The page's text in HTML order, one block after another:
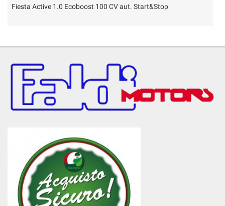
Fiesta Active 1.0 Ecoboost 100 CV aut. Start&Stop